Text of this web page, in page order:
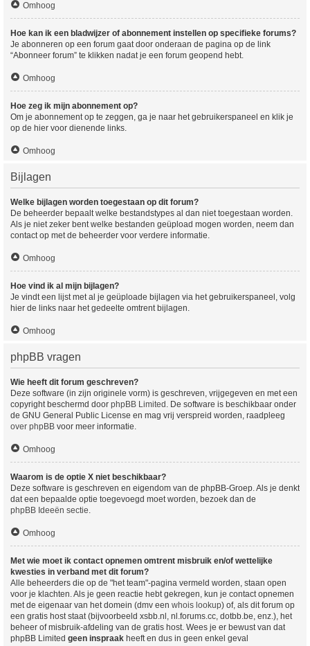
Omhoog
Hoe kan ik een bladwijzer of abonnement instellen op specifieke forums?
Je abonneren op een forum gaat door onderaan de pagina op de link
“Abonneer forum” te klikken nadat je een forum geopend hebt.
Omhoog
Hoe zeg ik mijn abonnement op?
Om je abonnement op te zeggen, ga je naar het gebruikerspaneel en klik je
op de hier voor dienende links.
Omhoog
Bijlagen
Welke bijlagen worden toegestaan op dit forum?
De beheerder bepaalt welke bestandstypes al dan niet toegestaan worden.
Als je niet zeker bent welke bestanden geüpload mogen worden, neem dan
contact op met de beheerder voor verdere informatie.
Omhoog
Hoe vind ik al mijn bijlagen?
Je vindt een lijst met al je geüploade bijlagen via het gebruikerspaneel, volg
hier de links naar het gedeelte omtrent bijlagen.
Omhoog
phpBB vragen
Wie heeft dit forum geschreven?
Deze software (in zijn originele vorm) is geschreven, vrijgegeven en met een
copyright beschermd door phpBB Limited . De software is beschikbaar onder
de GNU General Public License en mag vrij verspreid worden, raadpleeg
over phpBB voor meer informatie.
Omhoog
Waarom is de optie X niet beschikbaar?
Deze software is geschreven en eigendom van de phpBB-Groep. Als je denkt
dat een bepaalde optie toegevoegd moet worden, bezoek dan de
phpBB Ideeën sectie.
Omhoog
Met wie moet ik contact opnemen omtrent misbruik en/of wettelijke
kwesties in verband met dit forum?
Alle beheerders die op de "het team"-pagina vermeld worden, staan open
voor je klachten. Als je geen reactie hebt gekregen, kun je contact opnemen
met de eigenaar van het domein (dmv een whois lookup) of, als dit forum op
een gratis host staat (bijvoorbeeld xsbb.nl, nl.forums.cc, dotbb.be, enz.), het
beheer of misbruik-afdeling van de gratis host. Wees je er bewust van dat
phpBB Limited geen inspraak heeft en dus in geen enkel geval